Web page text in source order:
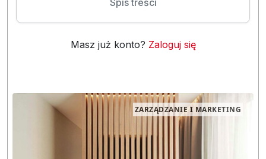
Spis treści
Masz już konto? Zaloguj się
ZARZĄDZANIE I MARKETING